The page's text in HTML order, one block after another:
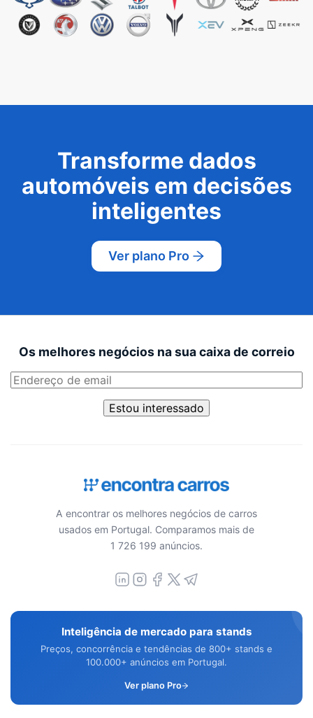
Transforme dados
automóveis em decisões
inteligentes
Ver plano Pro
Os melhores negócios na sua caixa de correio
Estou interessado
A encontrar os melhores negócios de carros
usados em Portugal. Comparamos mais de
1 726 199 anúncios.
Inteligência de mercado para stands
Preços, concorrência e tendências de 800+ stands e
100.000+ anúncios em Portugal.
Ver plano Pro